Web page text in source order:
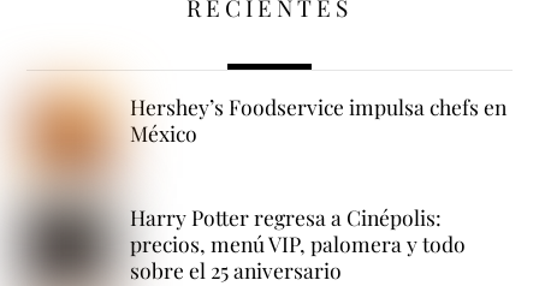
RECIENTES
Hershey’s Foodservice impulsa chefs en
México
Harry Potter regresa a Cinépolis:
precios, menú VIP, palomera y todo
sobre el 25 aniversario